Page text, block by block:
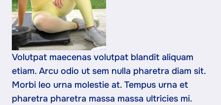
Volutpat maecenas volutpat blandit aliquam
etiam. Arcu odio ut sem nulla pharetra diam sit.
Morbi leo urna molestie at. Tempus urna et
pharetra pharetra massa massa ultricies mi.